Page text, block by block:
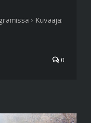
› Kuvaaja:
0